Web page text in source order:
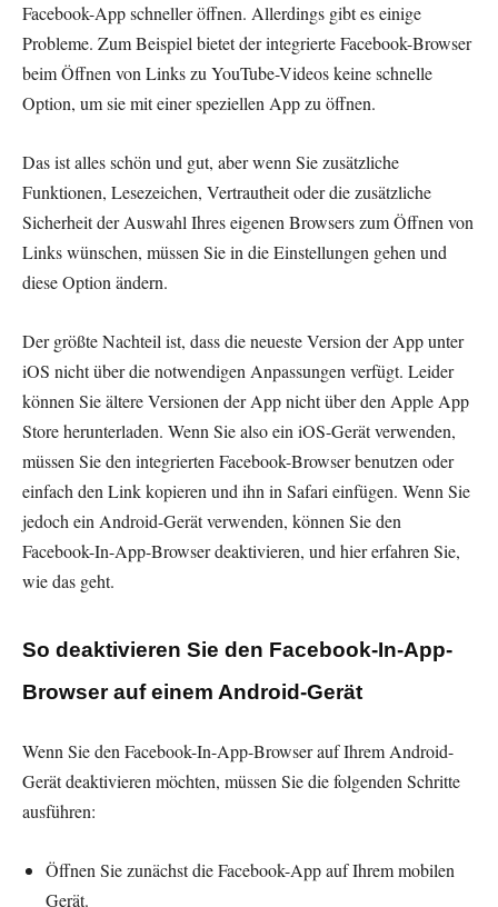
Facebook-App schneller öffnen. Allerdings gibt es einige
Probleme. Zum Beispiel bietet der integrierte Facebook-Browser
beim Öffnen von Links zu YouTube-Videos keine schnelle
Option, um sie mit einer speziellen App zu öffnen.
Das ist alles schön und gut, aber wenn Sie zusätzliche
Funktionen, Lesezeichen, Vertrautheit oder die zusätzliche
Sicherheit der Auswahl Ihres eigenen Browsers zum Öffnen von
Links wünschen, müssen Sie in die Einstellungen gehen und
diese Option ändern.
Der größte Nachteil ist, dass die neueste Version der App unter
iOS nicht über die notwendigen Anpassungen verfügt. Leider
können Sie ältere Versionen der App nicht über den Apple App
Store herunterladen. Wenn Sie also ein iOS-Gerät verwenden,
müssen Sie den integrierten Facebook-Browser benutzen oder
einfach den Link kopieren und ihn in Safari einfügen. Wenn Sie
jedoch ein Android-Gerät verwenden, können Sie den
Facebook-In-App-Browser deaktivieren, und hier erfahren Sie,
wie das geht.
So deaktivieren Sie den Facebook-In-App-
Browser auf einem Android-Gerät
Wenn Sie den Facebook-In-App-Browser auf Ihrem Android-
Gerät deaktivieren möchten, müssen Sie die folgenden Schritte
ausführen:
Öffnen Sie zunächst die Facebook-App auf Ihrem mobilen
Gerät.